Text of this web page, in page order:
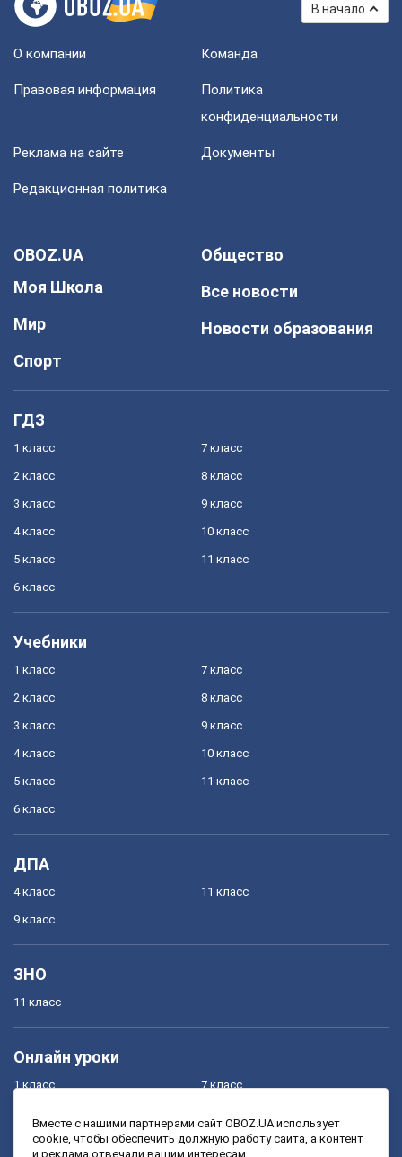
В начало
О компании Команда
Правовая информация
Политика
конфиденциальности
Реклама на сайте Документы
Редакционная политика
OBOZ.UA
Моя Школа
Мир
Спорт
Общество
Все новости
Новости образования
ГДЗ
1 класс
2 класс
3 класс
4 класс
5 класс
6 класс
7 класс
8 класс
9 класс
10 класс
11 класс
Учебники
1 класс
2 класс
3 класс
4 класс
5 класс
6 класс
7 класс
8 класс
9 класс
10 класс
11 класс
ДПА
4 класс
9 класс
11 класс
ЗНО
11 класс
Онлайн уроки
1 класс
3 класс
7 класс
9 класс
Вместе с нашими партнерами сайт OBOZ.UA использует
cookie, чтобы обеспечить должную работу сайта, а контент
и реклама отвечали вашим интересам.